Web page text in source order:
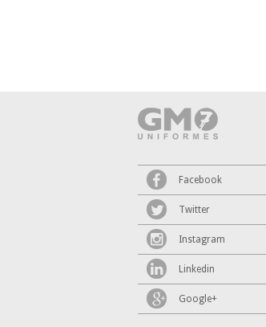
Facebook
Twitter
Instagram
Linkedin
Google+